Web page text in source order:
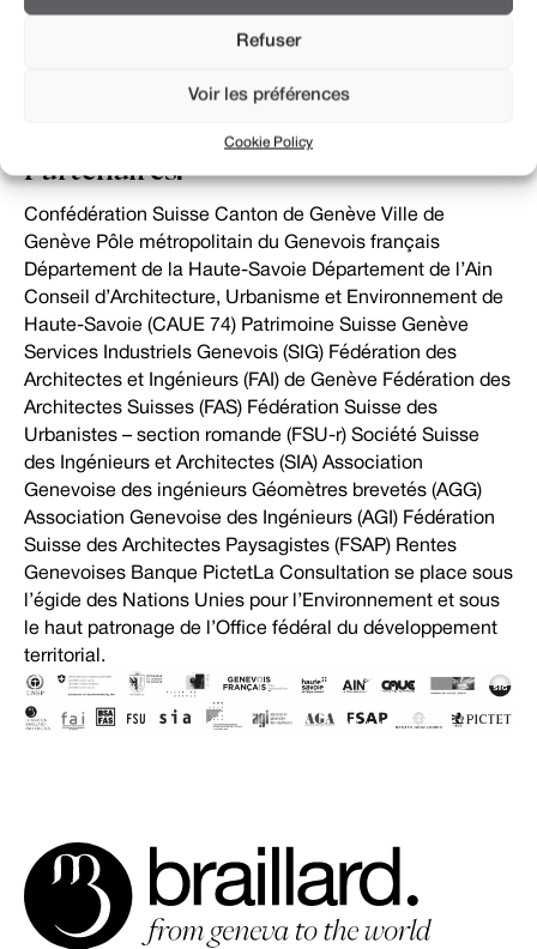
Refuser
Voir les préférences
Cookie Policy
destination des candidat·e·s.
Présentation finale:
Consultez la journée du 24 septembre 2020, enregistrée
Partenaires:
Confédération Suisse Canton de Genève Ville de
Genève Pôle métropolitain du Genevois français
Département de la Haute-Savoie Département de l’Ain
Conseil d’Architecture, Urbanisme et Environnement de
Haute-Savoie (CAUE 74) Patrimoine Suisse Genève
Services Industriels Genevois (SIG) Fédération des
Architectes et Ingénieurs (FAI) de Genève Fédération des
Architectes Suisses (FAS) Fédération Suisse des
Urbanistes – section romande (FSU-r) Société Suisse
des Ingénieurs et Architectes (SIA) Association
Genevoise des ingénieurs Géomètres brevetés (AGG)
Association Genevoise des Ingénieurs (AGI) Fédération
Suisse des Architectes Paysagistes (FSAP) Rentes
Genevoises Banque PictetLa Consultation se place sous
l’égide des Nations Unies pour l’Environnement et sous
le haut patronage de l’Office fédéral du développement
territorial.